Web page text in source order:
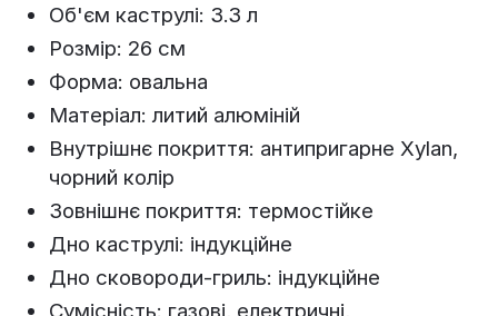
Об'єм каструлі: 3.3 л
Розмір: 26 см
Форма: овальна
Матеріал: литий алюміній
Внутрішнє покриття: антипригарне Xylan,
чорний колір
Зовнішнє покриття: термостійке
Дно каструлі: індукційне
Дно сковороди-гриль: індукційне